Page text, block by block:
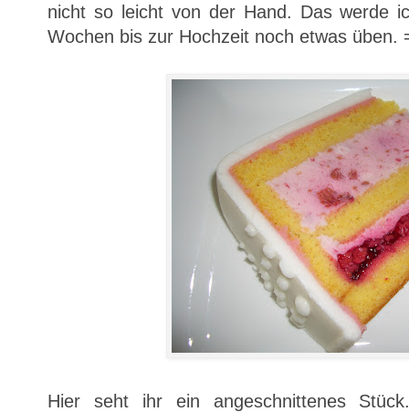
nicht so leicht von der Hand. Das werde
Wochen bis zur Hochzeit noch etwas üben.
Hier seht ihr ein angeschnittenes